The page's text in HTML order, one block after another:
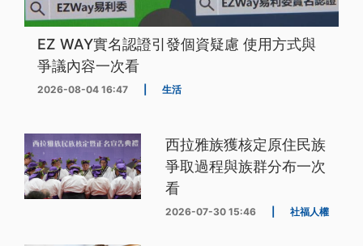
EZ WAY實名認證引發個資疑慮 使用方式與
爭議內容一次看
2026-08-04 16:47 生活
西拉雅族獲核定原住民族
爭取過程與族群分布一次
看
2026-07-30 15:46 社福人權